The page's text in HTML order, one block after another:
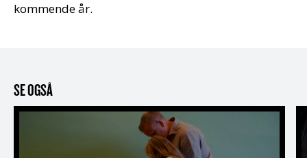
kommende år.
SE OGSÅ
Nyt på Fængselsmuseet: Skab dit eget tryk i